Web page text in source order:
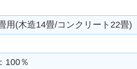
用(木造14畳/コンクリート22畳)
100％